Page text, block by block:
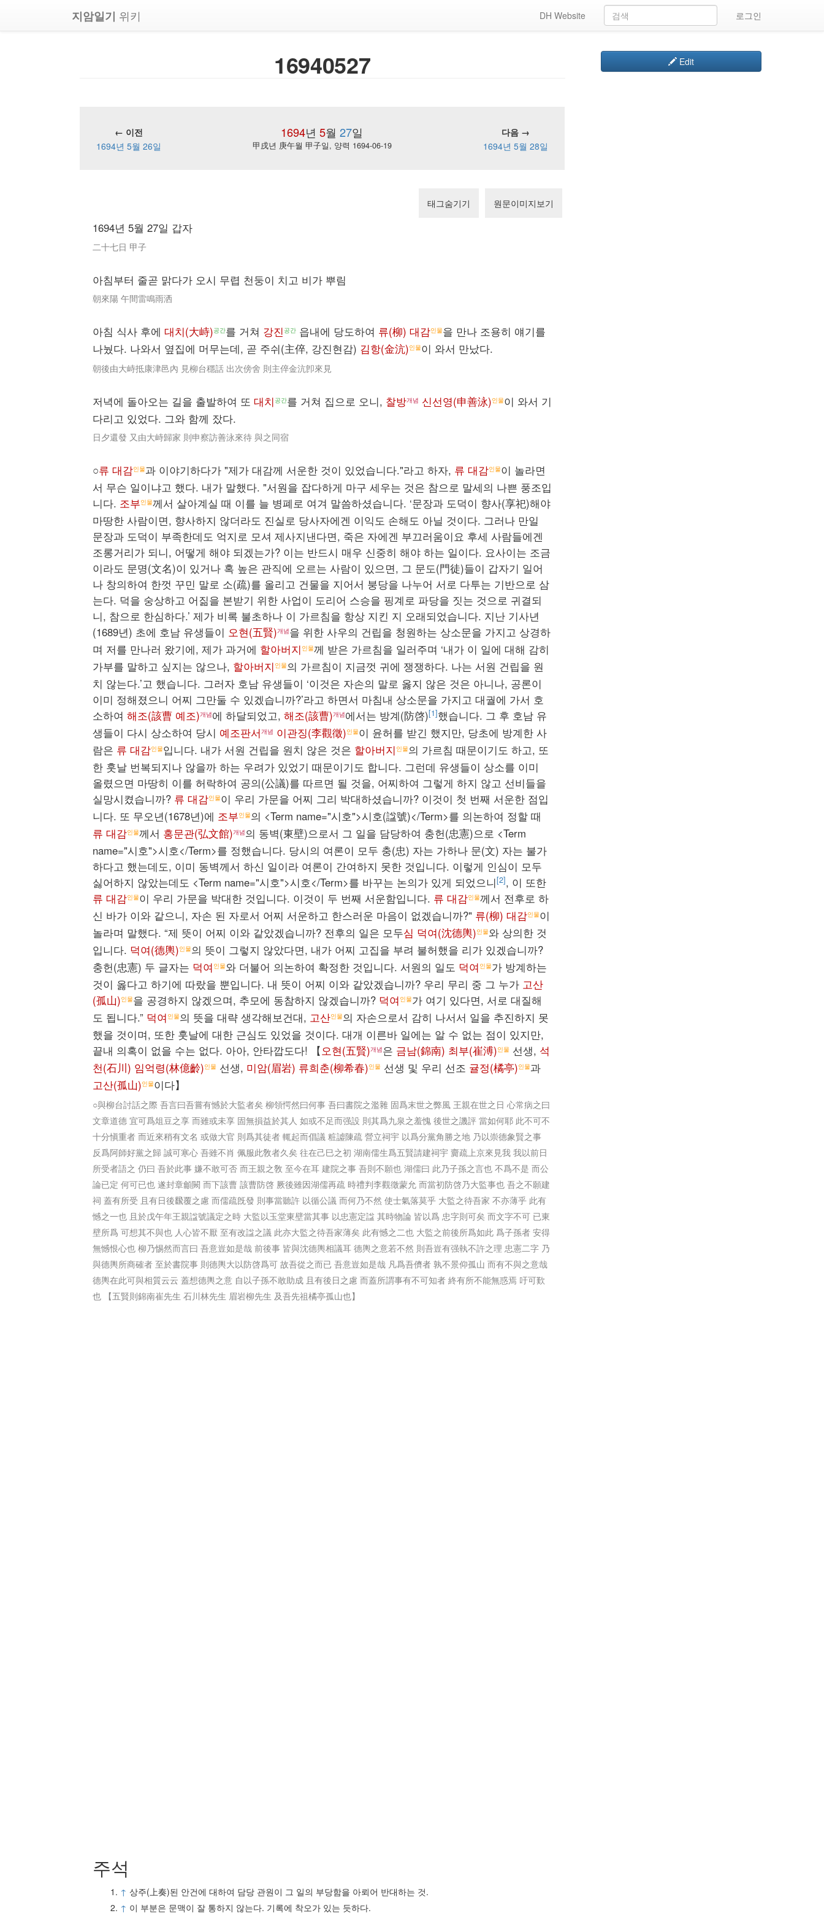
지암일기 위키 로그인
DH Website
16940527
1694년 5월 27일
← 이전
다음 →
1694년 5월 26일
甲戌년 庚午월 甲子일, 양력 1694-06-19 1694년 5월 28일
태그숨기기 원문이미지보기
1694년 5월 27일 갑자
二十七日 甲子
아침부터 줄곧 맑다가 오시 무렵 천둥이 치고 비가 뿌림
朝來陽 午間雷鳴雨洒
아침 식사 후에 대치(大峙)공간를 거쳐 강진 공간 읍내에 당도하여 류(柳) 대감인물을 만나 조용히 얘기를
나눴다. 나와서 옆집에 머무는데, 곧 주쉬(主倅, 강진현감) 김항(金沆)인물이 와서 만났다.
朝後由大峙抵康津邑內 見柳台穩話 出次傍舍 則主倅金沆卽來見
저녁에 돌아오는 길을 출발하여 또 대치 공간를 거쳐 집으로 오니, 찰방개념 신선영(申善泳)인물이 와서 기
다리고 있었다. 그와 함께 잤다.
日夕還發 又由大峙歸家 則申察訪善泳來待 與之同宿
○류 대감인물과 이야기하다가 "제가 대감께 서운한 것이 있었습니다."라고 하자, 류 대감인물이 놀라면
서 무슨 일이냐고 했다. 내가 말했다. "서원을 잡다하게 마구 세우는 것은 참으로 말세의 나쁜 풍조입
니다. 조부인물께서 살아계실 때 이를 늘 병폐로 여겨 말씀하셨습니다. ‘문장과 도덕이 향사(享祀)해야
마땅한 사람이면, 향사하지 않더라도 진실로 당사자에겐 이익도 손해도 아닐 것이다. 그러나 만일
문장과 도덕이 부족한데도 억지로 모셔 제사지낸다면, 죽은 자에겐 부끄러움이요 후세 사람들에겐
조롱거리가 되니, 어떻게 해야 되겠는가? 이는 반드시 매우 신중히 해야 하는 일이다. 요사이는 조금
이라도 문명(文名)이 있거나 혹 높은 관직에 오르는 사람이 있으면, 그 문도(門徒)들이 갑자기 일어
나 창의하여 한껏 꾸민 말로 소(疏)를 올리고 건물을 지어서 붕당을 나누어 서로 다투는 기반으로 삼
는다. 덕을 숭상하고 어짊을 본받기 위한 사업이 도리어 스승을 핑계로 파당을 짓는 것으로 귀결되
니, 참으로 한심하다.’ 제가 비록 불초하나 이 가르침을 항상 지킨 지 오래되었습니다. 지난 기사년
(1689년) 초에 호남 유생들이 오현(五賢)개념을 위한 사우의 건립을 청원하는 상소문을 가지고 상경하
며 저를 만나러 왔기에, 제가 과거에 할아버지 인물께 받은 가르침을 일러주며 ‘내가 이 일에 대해 감히
가부를 말하고 싶지는 않으나, 할아버지 인물의 가르침이 지금껏 귀에 쟁쟁하다. 나는 서원 건립을 원
치 않는다.’고 했습니다. 그러자 호남 유생들이 ‘이것은 자손의 말로 옳지 않은 것은 아니나, 공론이
이미 정해졌으니 어찌 그만둘 수 있겠습니까?’라고 하면서 마침내 상소문을 가지고 대궐에 가서 호
소하여 해조(該曹 예조)개념에 하달되었고, 해조(該曹)개념에서는 방계(防啓)[1]했습니다. 그 후 호남 유
생들이 다시 상소하여 당시 예조판서개념 이관징(李觀徵)인물이 윤허를 받긴 했지만, 당초에 방계한 사
람은 류 대감인물입니다. 내가 서원 건립을 원치 않은 것은 할아버지 인물의 가르침 때문이기도 하고, 또
한 훗날 번복되지나 않을까 하는 우려가 있었기 때문이기도 합니다. 그런데 유생들이 상소를 이미
올렸으면 마땅히 이를 허락하여 공의(公議)를 따르면 될 것을, 어찌하여 그렇게 하지 않고 선비들을
실망시켰습니까? 류 대감인물이 우리 가문을 어찌 그리 박대하셨습니까? 이것이 첫 번째 서운한 점입
니다. 또 무오년(1678년)에 조부인물의 <Term name="시호">시호(諡號)</Term>를 의논하여 정할 때
류 대감인물께서 홍문관(弘文館)개념의 동벽(東壁)으로서 그 일을 담당하여 충헌(忠憲)으로 <Term
name="시호">시호</Term>를 정했습니다. 당시의 여론이 모두 충(忠) 자는 가하나 문(文) 자는 불가
하다고 했는데도, 이미 동벽께서 하신 일이라 여론이 간여하지 못한 것입니다. 이렇게 인심이 모두
싫어하지 않았는데도 <Term name="시호">시호</Term>를 바꾸는 논의가 있게 되었으니[2], 이 또한
류 대감인물이 우리 가문을 박대한 것입니다. 이것이 두 번째 서운함입니다. 류 대감인물께서 전후로 하
신 바가 이와 같으니, 자손 된 자로서 어찌 서운하고 한스러운 마음이 없겠습니까?" 류(柳) 대감인물이
놀라며 말했다. “제 뜻이 어찌 이와 같았겠습니까? 전후의 일은 모두심 덕여(沈德輿)인물와 상의한 것
입니다. 덕여(德輿)인물의 뜻이 그렇지 않았다면, 내가 어찌 고집을 부려 불허했을 리가 있겠습니까?
충헌(忠憲) 두 글자는 덕여 인물와 더불어 의논하여 확정한 것입니다. 서원의 일도 덕여 인물가 방계하는
것이 옳다고 하기에 따랐을 뿐입니다. 내 뜻이 어찌 이와 같았겠습니까? 우리 무리 중 그 누가 고산
(孤山)인물을 공경하지 않겠으며, 추모에 동참하지 않겠습니까? 덕여 인물가 여기 있다면, 서로 대질해
도 됩니다.” 덕여 인물의 뜻을 대략 생각해보건대, 고산인물의 자손으로서 감히 나서서 일을 추진하지 못
했을 것이며, 또한 훗날에 대한 근심도 있었을 것이다. 대개 이른바 일에는 알 수 없는 점이 있지만,
끝내 의혹이 없을 수는 없다. 아아, 안타깝도다! 【오현(五賢)개념은 금남(錦南) 최부(崔溥)인물 선생, 석
천(石川) 임억령(林億齡)인물 선생, 미암(眉岩) 류희춘(柳希春)인물 선생 및 우리 선조 귤정(橘亭)인물과
고산(孤山)인물이다】
○與柳台討話之際 吾言曰吾嘗有憾於大監者矣 柳領愕然曰何事 吾曰書院之濫雜 固爲末世之弊風 王親在世之日 心常病之曰
文章道德 宜可爲俎豆之享 而雖或未享 固無損益於其人 如或不足而强設 則其爲九泉之羞愧 後世之譏評 當如何耶 此不可不
十分愼重者 而近來稍有文名 或做大官 則爲其徒者 輒起而倡議 粧譃陳疏 營立祠宇 以爲分黨角勝之地 乃以崇德象賢之事
反爲阿師好黨之歸 誠可寒心 吾雖不肖 佩服此敎者久矣 往在己巳之初 湖南儒生爲五賢請建祠宇 齎疏上京來見我 我以前日
所受者語之 仍曰 吾於此事 嫌不敢可否 而王親之敎 至今在耳 建院之事 吾則不願也 湖儒曰 此乃子孫之言也 不爲不是 而公
論已定 何可已也 遂封章龥闕 而下該曹 該曹防啓 厥後雖因湖儒再疏 時禮判李觀徵蒙允 而當初防啓乃大監事也 吾之不願建
祠 蓋有所受 且有日後飜覆之慮 而儒疏旣發 則事當聽許 以循公議 而何乃不然 使士氣落莫乎 大監之待吾家 不亦薄乎 此有
憾之一也 且於戊午年王親諡號議定之時 大監以玉堂東壁當其事 以忠憲定諡 其時物論 皆以爲 忠字則可矣 而文字不可 已東
壁所爲 可想其不與也 人心皆不厭 至有改諡之議 此亦大監之待吾家薄矣 此有憾之二也 大監之前後所爲如此 爲子孫者 安得
無憾恨心也 柳乃惕然而言曰 吾意豈如是哉 前後事 皆與沈德輿相議耳 德輿之意若不然 則吾豈有强執不許之理 忠憲二字 乃
與德輿所商確者 至於書院事 則德輿大以防啓爲可 故吾從之而已 吾意豈如是哉 凡爲吾儕者 孰不景仰孤山 而有不與之意哉
德輿在此可與相質云云 蓋想德輿之意 自以子孫不敢助成 且有後日之慮 而蓋所謂事有不可知者 終有所不能無惑焉 吁可歎
也 【五賢則錦南崔先生 石川林先生 眉岩柳先生 及吾先祖橘亭孤山也】
주석
↑ 상주(上奏)된 안건에 대하여 담당 관원이 그 일의 부당함을 아뢰어 반대하는 것.
↑ 이 부분은 문맥이 잘 통하지 않는다. 기록에 착오가 있는 듯하다.
Edit